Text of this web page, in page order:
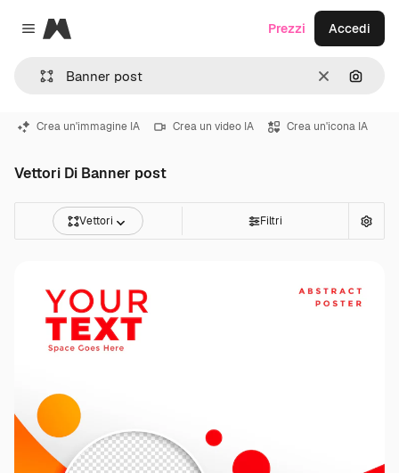
Close menu
Magnific
CancellaCerca
Prezzi Accedi
Crea un'immagine IA Crea un video IA Crea un'icona IA
Vettori Di Banner post
Vettori Filtri